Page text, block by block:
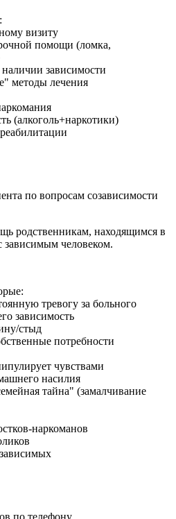
визиту
помощи (ломка,
зависимости
методы лечения
(алкоголь+наркотики)
по вопросам созависимости
родственникам, находящимся в
зависимым человеком.
тревогу за больного
зависимость
стыд
потребности
чувствами
насилия
тайна" (замалчивание
наркоманов
по телефону